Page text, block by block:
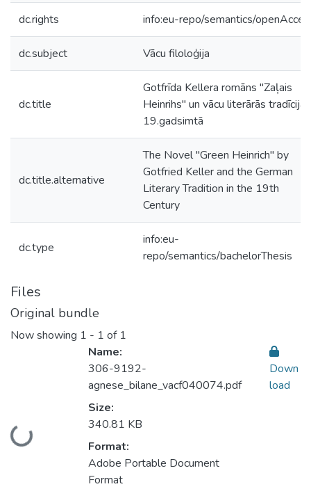
dc.rights info:eu-repo/semantics/
dc.subject Vācu filoloģija
dc.title
Gotfrīda Kellera romāns "Zaļais
Heinrihs" un vācu literārās tradīcijas
19.gadsimtā
dc.title.alternative
The Novel "Green Heinrich" by
Gotfried Keller and the German
Literary Tradition in the 19th
Century
dc.type
info:eu-
repo/semantics/bachelorThesis
Files
Original bundle
Now showing 1 - 1 of 1
Loading...
Name:
306-9192-
agnese_bilane_vacf040074.pdf
Size:
340.81 KB
Format:
Adobe Portable Document
Format
Down
load